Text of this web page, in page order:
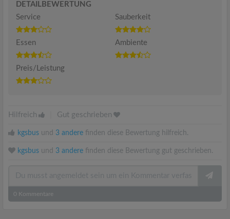
DETAILBEWERTUNG
Service
Sauberkeit
Essen Ambiente
Preis/Leistung
Hilfreich Gut geschrieben
kgsbus und 3 andere finden diese Bewertung hilfreich.
kgsbus und 3 andere finden diese Bewertung gut geschrieben.
0 Kommentare